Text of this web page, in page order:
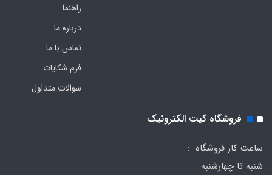
راهنما
درباره ما
تماس با ما
فرم‌ شکایات
سوالات متداول
فروشگاه کیت الکترونیک
ساعت کار فروشگاه :
شنبه تا چهارشنبه